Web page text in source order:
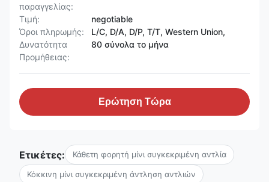
παραγγελίας:
Τιμή:
negotiable
Όροι πληρωμής:
L/C, D/A, D/P, T/T, Western Union,
Δυνατότητα
Προμήθειας:
80 σύνολα το μήνα
Ερώτηση Τώρα
Ετικέτες: Κάθετη φορητή μίνι συγκεκριμένη αντλία
Κόκκινη μίνι συγκεκριμένη άντληση αντλιών